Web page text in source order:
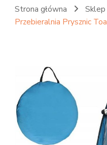
Strona główna Sklep
Przebieralnia Prysznic